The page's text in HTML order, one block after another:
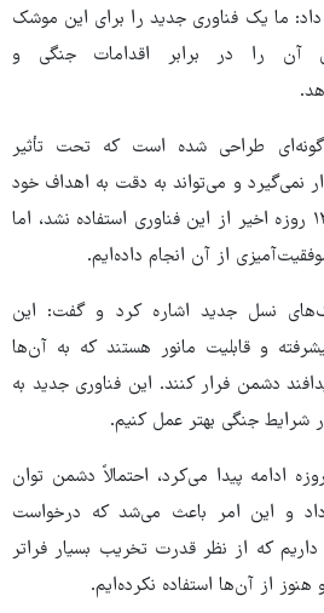
ما یک فناوری جدید را برای این موشک
آن را در برابر اقدامات جنگی و
طراحی شده است که تحت تأثیر
نمی‌گیرد و می‌تواند به دقت به اهداف خود
اصابت کند. اگرچه در جنگ ۱۲ روزه اخیر از این فناوری استفاده نشد، اما
از آن انجام داده‌ایم.
نسل جدید اشاره کرد و گفت: این
و قابلیت مانور هستند که به آن‌ها
دشمن فرار کنند. این فناوری جدید به
شرایط جنگی بهتر عمل کنیم.
وی ادامه داد: اگر جنگ ۱۲ روزه ادامه پیدا می‌کرد، احتمالاً دشمن توان
و این امر باعث می‌شد که درخواست
که از نظر قدرت تخریب بسیار فراتر
از آن‌ها استفاده نکرده‌ایم.